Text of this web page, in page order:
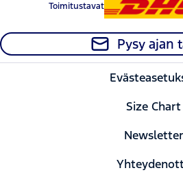
Toimitustavat
Pysy ajan
Size Chart
Newsletter